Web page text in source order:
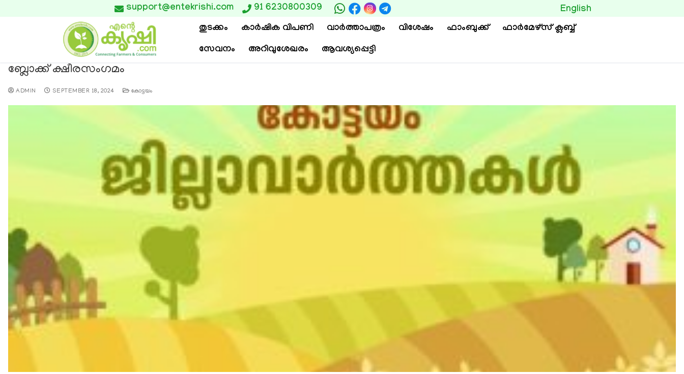
 support@entekrishi.com 91 6230800309 BUTTON
തുടക്കം കാര്‍ഷിക വിപണി വാ‍ർത്താപത്രം വിശേഷം ഫാംബുക്ക്
ഫാര്‍മേഴ്സ് ക്ലബ്ബ്
സേവനം
അറിവുശേഖരം ആവശ്യപ്പെട്ടി
English
ബ്ലോക്ക് ക്ഷീരസംഗമം
ADMIN SEPTEMBER 18, 2024 കോട്ടയം